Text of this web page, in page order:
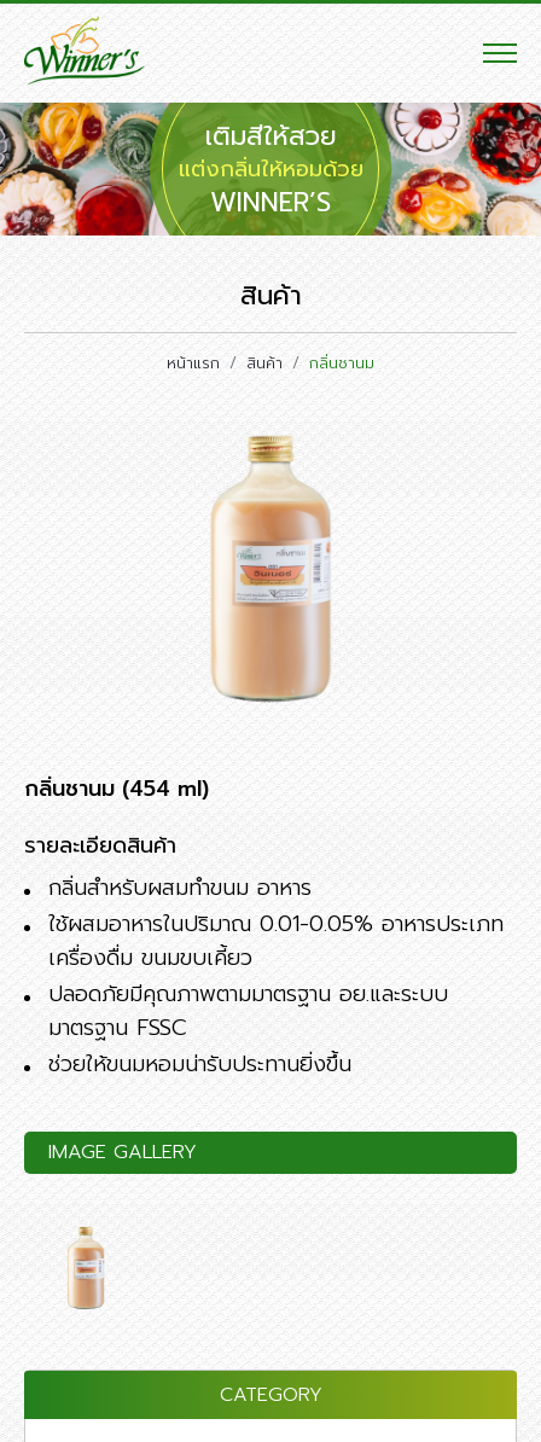
เติมสีให้สวย
แต่งกลิ่นให้หอมด้วย
WINNER’S
สินค้า
หน้าแรก สินค้า กลิ่นชานม
กลิ่นชานม (454 ml)
รายละเอียดสินค้า
กลิ่นสำหรับผสมทำขนม อาหาร
ใช้ผสมอาหารในปริมาณ 0.01-0.05% อาหารประเภท
เครื่องดื่ม ขนมขบเคี้ยว
ปลอดภัยมีคุณภาพตามมาตรฐาน อย.และระบบ
มาตรฐาน FSSC
ช่วยให้ขนมหอมน่ารับประทานยิ่งขึ้น
IMAGE GALLERY
CATEGORY